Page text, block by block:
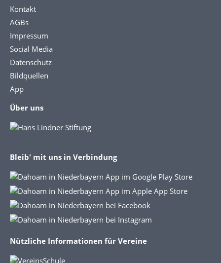
Kontakt
AGBs
Impressum
Social Media
Datenschutz
Bildquellen
App
Über uns
Bleib' mit uns in Verbindung
Nützliche Informationen für Vereine